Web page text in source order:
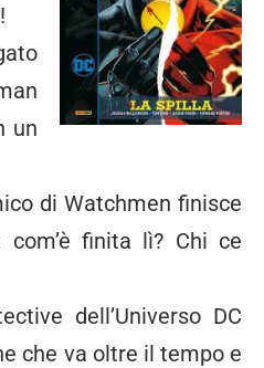
un
di Watchmen finisce
com’è finita lì? Chi ce
dell’Universo DC
che va oltre il tempo e